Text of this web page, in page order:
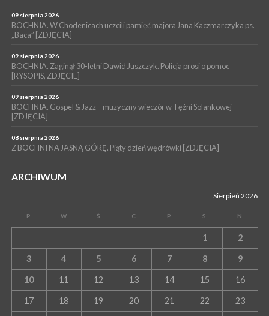
WYDARZENIA
06 sierpnia 2026
BOCHNIA. Dziś w muzeum kolejne spotkanie w ramach
09 sierpnia 2026
BOCHNIA. W Chodenicach uczcili pamięć majora Jana Kaczmarczyka ps.
„Baca” [ZDJĘCIA]
09 sierpnia 2026
BOCHNIA. Zaginął 30-letni Dawid Juszczyk. Policja prosi o pomoc
[RYSOPIS, ZDJĘCIE]
09 sierpnia 2026
BOCHNIA. Gospel & Jazz – muzyczny wieczór w Tężni Solankowej
[ZDJĘCIA]
08 sierpnia 2026
Z BOCHNI NA JASNĄ GÓRĘ. Piąty dzień wędrówki [ZDJĘCIA]
ARCHIWUM
Sierpień 2026
P W Ś C P S N
1 2
3 4 5 6 7 8 9
10 11 12 13 14 15 16
17 18 19 20 21 22 23